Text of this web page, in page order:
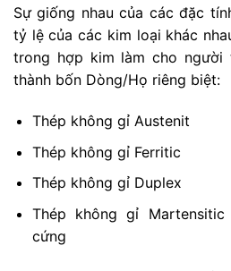
Sự giống nhau của các đặc
tỷ lệ của các kim loại khác
trong hợp kim làm cho người
thành bốn Dòng/Họ riêng biệt:
Thép không gỉ Austenit
Thép không gỉ Ferritic
Thép không gỉ Duplex
Thép không gỉ
cứng